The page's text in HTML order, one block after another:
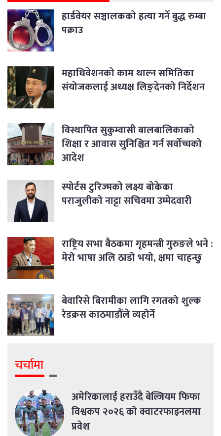
हार्डवेयर सञ्चालकको हत्या गर्ने बुद्ध रुम्बा
पक्राउ
महाधिवेशनको काम थाल्न समितिका
संयोजकलाई अध्यक्ष लिङ्देनको निर्देशन
विस्थापित सुकुम्वासी बालबालिकाको
शिक्षा र आवास सुनिश्चित गर्न सर्वोच्चको
आदेश
स्पोर्टस टुरिज्मको लक्ष्य बोकेका
पराजुलीको नाट्टा सचिवमा उम्मेदवारी
राष्ट्रिय सभा बैठकमा गृहमन्त्री गुरुङले भने :
मेरो भाषा अलि ठाडो भयो, क्षमा चाहन्छु
बेवारिसे बिरामीका लागि रगतको शुल्क
रेडक्रस काठमाडौंले व्यहोर्ने
चर्चामा
अमेरिकालाई हराउँदै बेल्जियम फिफा
विश्वकप २०२६ को क्वाटरफाइनलमा
प्रवेश